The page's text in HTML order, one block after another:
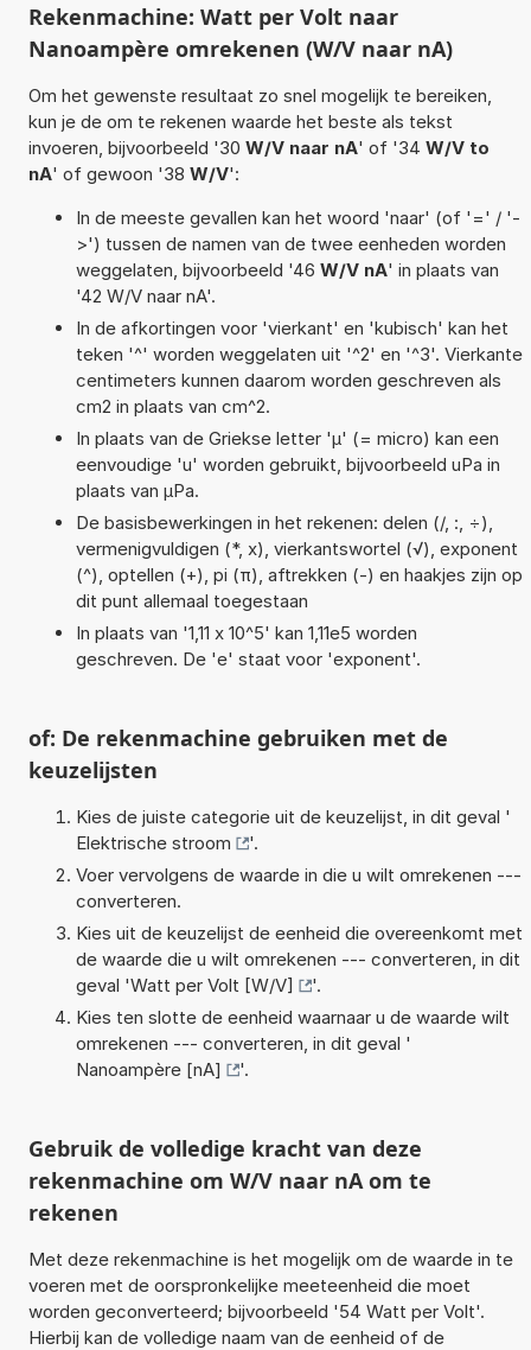
Rekenmachine: Watt per Volt naar
Nanoampère omrekenen (W/V naar nA)
Om het gewenste resultaat zo snel mogelijk te bereiken,
kun je de om te rekenen waarde het beste als tekst
invoeren, bijvoorbeeld '30 W/V naar nA' of '34 W/V to
nA' of gewoon '38 W/V':
In de meeste gevallen kan het woord 'naar' (of '=' / '-
>') tussen de namen van de twee eenheden worden
weggelaten, bijvoorbeeld '46 W/V nA' in plaats van
'42 W/V naar nA'.
In de afkortingen voor 'vierkant' en 'kubisch' kan het
teken '^' worden weggelaten uit '^2' en '^3'. Vierkante
centimeters kunnen daarom worden geschreven als
cm2 in plaats van cm^2.
In plaats van de Griekse letter 'µ' (= micro) kan een
eenvoudige 'u' worden gebruikt, bijvoorbeeld uPa in
plaats van µPa.
De basisbewerkingen in het rekenen: delen (/, :, ÷),
vermenigvuldigen (*, x), vierkantswortel (√), exponent
(^), optellen (+), pi (π), aftrekken (-) en haakjes zijn op
dit punt allemaal toegestaan
In plaats van '1,11 x 10^5' kan 1,11e5 worden
geschreven. De 'e' staat voor 'exponent'.
of: De rekenmachine gebruiken met de
keuzelijsten
Kies de juiste categorie uit de keuzelijst, in dit geval '
Elektrische stroom
'.
Voer vervolgens de waarde in die u wilt omrekenen ---
converteren.
Kies uit de keuzelijst de eenheid die overeenkomt met
de waarde die u wilt omrekenen --- converteren, in dit
geval 'Watt per Volt [W/V]
'.
Kies ten slotte de eenheid waarnaar u de waarde wilt
omrekenen --- converteren, in dit geval '
Nanoampère [nA]
'.
Gebruik de volledige kracht van deze
rekenmachine om W/V naar nA om te
rekenen
Met deze rekenmachine is het mogelijk om de waarde in te
voeren met de oorspronkelijke meeteenheid die moet
worden geconverteerd; bijvoorbeeld '54 Watt per Volt'.
Hierbij kan de volledige naam van de eenheid of de